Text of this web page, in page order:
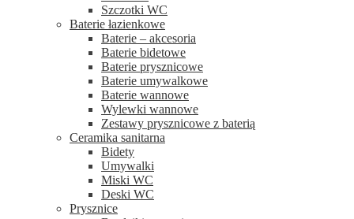
Szczotki WC
Baterie łazienkowe
Baterie – akcesoria
Baterie bidetowe
Baterie prysznicowe
Baterie umywalkowe
Baterie wannowe
Wylewki wannowe
Zestawy prysznicowe z baterią
Ceramika sanitarna
Bidety
Umywalki
Miski WC
Deski WC
Prysznice